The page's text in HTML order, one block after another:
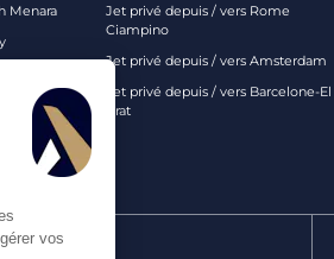
Menara
Jet privé depuis / vers Rome
Ciampino
Jet privé depuis / vers Amsterdam
Jet privé depuis / vers Barcelone-El
Prat
PAR
vos